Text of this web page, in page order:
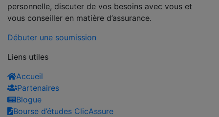
personnelle, discuter de vos besoins avec vous et
vous conseiller en matière d’assurance.
Débuter une soumission
Liens utiles
Accueil
Partenaires
Blogue
Bourse d’études ClicAssure